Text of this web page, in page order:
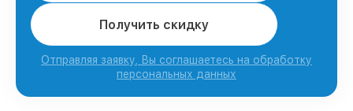
Получить скидку
Отправляя заявку, Вы соглашаетесь на обработку
персональных данных